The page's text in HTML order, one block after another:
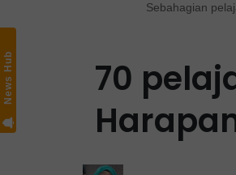
Sebahagian
70
News Hub